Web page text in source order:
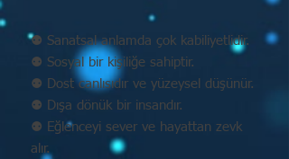
⚉ Sanatsal anlamda çok kabiliyetlidir.
⚉ Sosyal bir kişiliğe sahiptir.
⚉ Dost canlısıdır ve yüzeysel düşünür.
⚉ Dışa dönük bir insandır.
⚉ Eğlenceyi sever ve hayattan zevk
alır.